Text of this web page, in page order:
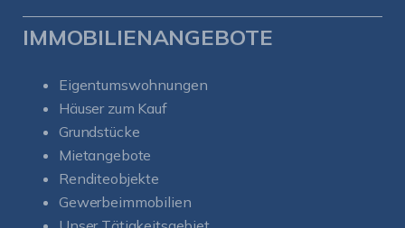
IMMOBILIENANGEBOTE
Eigentumswohnungen
Häuser zum Kauf
Grundstücke
Mietangebote
Renditeobjekte
Gewerbeimmobilien